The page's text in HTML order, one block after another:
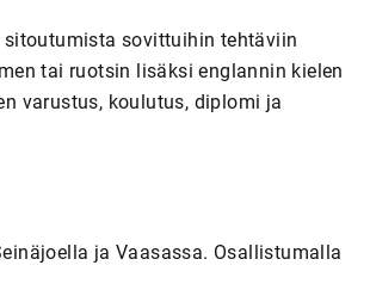
sovittuihin tehtäviin
tai ruotsin lisäksi englannin kielen
varustus, koulutus, diplomi ja
ja Vaasassa. Osallistumalla